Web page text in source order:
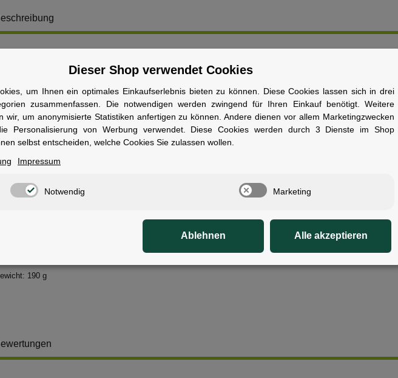
Luftverlust und seltener pumpen.
zuverlässig! Qualitätskontrolle für sicheren Fahrspaß:
SCHWALBE Schlauch wird im Werk zweifach auf Lufthaltigkeit überprüft.
für folgende Größen:
559 (26 x 1.75)
559 (26 x 2.00)
190 g
Dieser Shop verwendet Cookies
um Ihnen ein optimales Einkaufserlebnis bieten zu können. Diese Cookies lassen sich in drei
zusammenfassen. Die notwendigen werden zwingend für Ihren Einkauf benötigt. Weitere
wir, um anonymisierte Statistiken anfertigen zu können. Andere dienen vor allem Marketingzwecken
Personalisierung von Werbung verwendet. Diese Cookies werden durch 3 Dienste im Shop
selbst entscheiden, welche Cookies Sie zulassen wollen.
Impressum
Notwendig Marketing
Ablehnen Alle akzeptieren